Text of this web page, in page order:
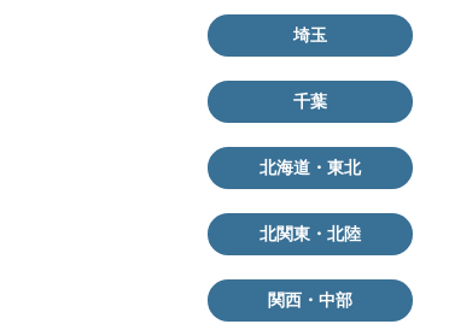
埼玉
千葉
北海道・東北
北関東・北陸
関西・中部